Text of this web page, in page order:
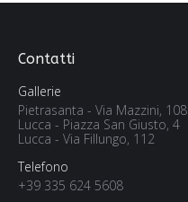
Contatti
Gallerie
Pietrasanta - Via Mazzini, 108
Lucca - Piazza San Giusto, 4
Lucca - Via Fillungo, 112
Telefono
+39 335 624 5608